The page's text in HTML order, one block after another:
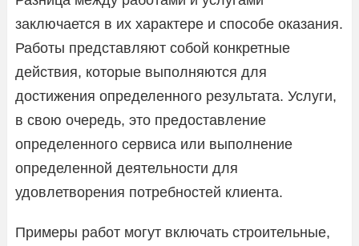
заключается в их характере и способе оказания.
Работы представляют собой конкретные
действия, которые выполняются для
достижения определенного результата. Услуги,
в свою очередь, это предоставление
определенного сервиса или выполнение
определенной деятельности для
удовлетворения потребностей клиента.
Примеры работ могут включать строительные,